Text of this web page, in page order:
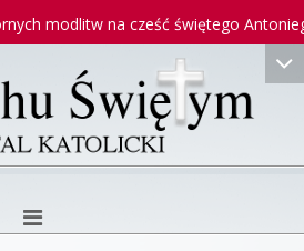
na cześć świętego Antoniego